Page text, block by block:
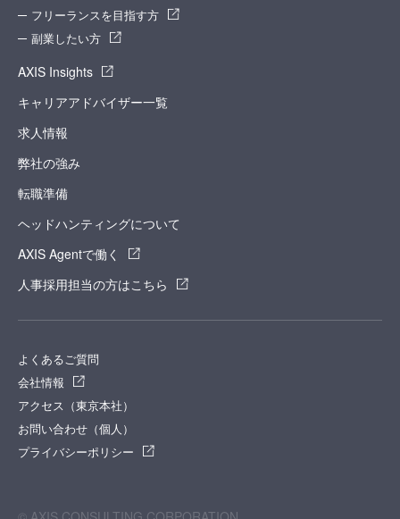
フリーランスを目指す方
副業したい方
AXIS Insights
キャリアアドバイザー一覧
求人情報
弊社の強み
転職準備
ヘッドハンティングについて
AXIS Agentで働く
人事採用担当の方はこちら
よくあるご質問
会社情報
アクセス（東京本社）
お問い合わせ（個人）
プライバシーポリシー